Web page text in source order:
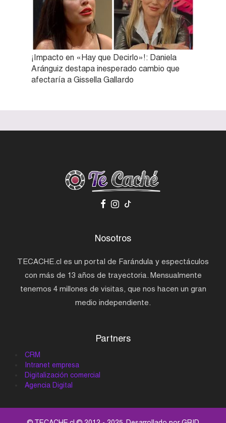
¡Impacto en «Hay que Decirlo»!: Daniela
Aránguiz destapa inesperado cambio que
afectaría a Gissella Gallardo
Nosotros
TECACHE.cl es un portal de Farándula y espectáculos
con más de 13 años de trayectoria. Mensualmente
tenemos 4 millones de visitas, que nos hacen un gran
medio independiente.
Partners
CRM
Intranet empresa
Digitalización comercial
Agencia Digital